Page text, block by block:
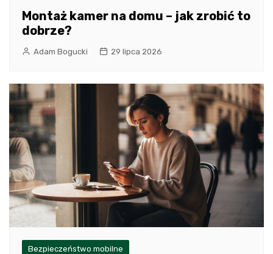
Montaż kamer na domu – jak zrobić to
dobrze?
Adam Bogucki 29 lipca 2026
Bezpieczeństwo mobilne